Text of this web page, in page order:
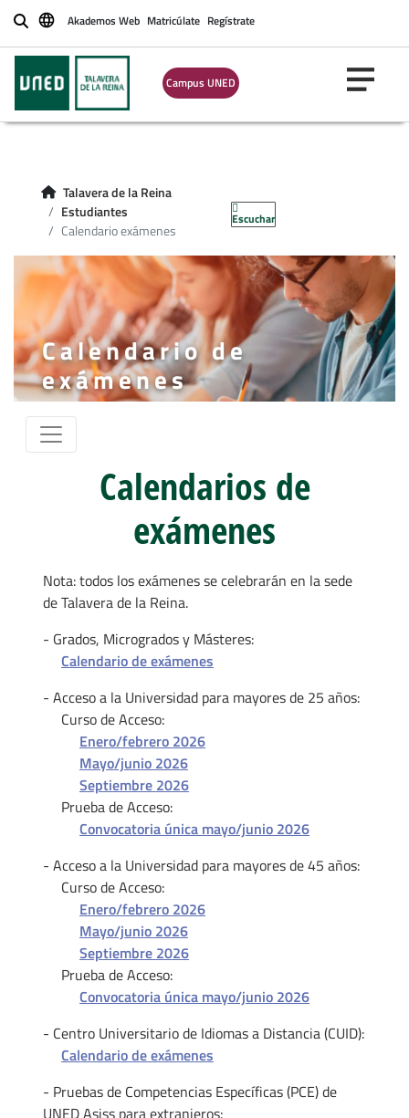
BuscarAkademos Web Matricúlate Regístrate
Campus UNED
Talavera de la Reina
Estudiantes
Calendario exámenes
Escuchar
Calendario de
exámenes
Calendarios de
exámenes
Nota: todos los exámenes se celebrarán en la sede
de Talavera de la Reina.
- Grados, Microgrados y Másteres:
Calendario de exámenes
- Acceso a la Universidad para mayores de 25 años:
Curso de Acceso:
Enero/febrero 2026
Mayo/junio 2026
Septiembre 2026
Prueba de Acceso:
Convocatoria única mayo/junio 2026
- Acceso a la Universidad para mayores de 45 años:
Curso de Acceso:
Enero/febrero 2026
Mayo/junio 2026
Septiembre 2026
Prueba de Acceso:
Convocatoria única mayo/junio 2026
- Centro Universitario de Idiomas a Distancia (CUID):
Calendario de exámenes
- Pruebas de Competencias Específicas (PCE) de
UNED Asiss para extranjeros: